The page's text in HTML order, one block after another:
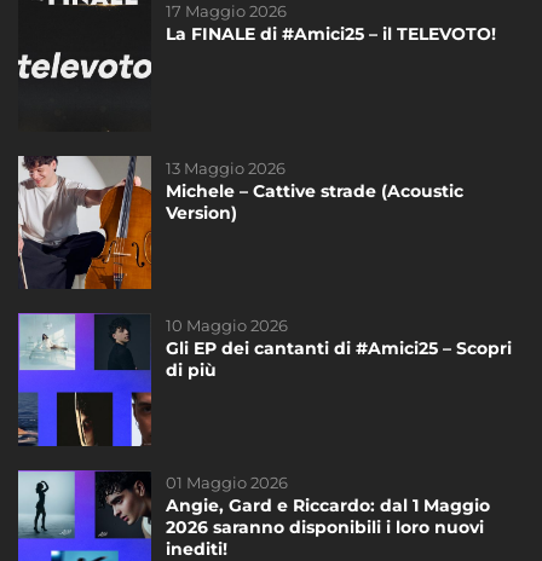
17 Maggio 2026
La FINALE di #Amici25 – il TELEVOTO!
13 Maggio 2026
Michele – Cattive strade (Acoustic
Version)
10 Maggio 2026
Gli EP dei cantanti di #Amici25 – Scopri
di più
01 Maggio 2026
Angie, Gard e Riccardo: dal 1 Maggio
2026 saranno disponibili i loro nuovi
inediti!
01 Giugno 2023
L’11 Giugno 2023 il concerto esclusivo dei
14 Novembre 2020
Freddy è sponsor tecnico di #Amici20!
27 Gennaio 2026
I nuovi inediti dei cantanti di #Amici25:
ascoltali ora!
23 Gennaio 2019
Testo dell’inedito di Giordana Angi
“Casa”